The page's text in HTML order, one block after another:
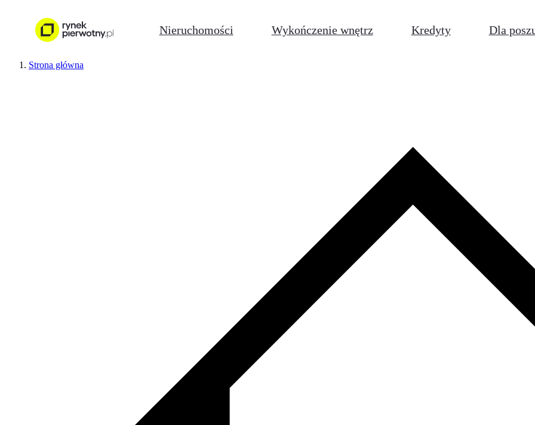
Nieruchomości Wykończenie wnętrz Kredyty Dla
Strona główna